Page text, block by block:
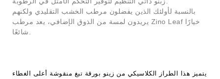
بالنسبة لأولئك الذين يفضلون مرطب الخشب التقليدي ولكنهم
يريدون لمسة من الذوق الإضافي، يعد مرطب Zino Leaf خيارًا
يتميز هذا الطراز الكلاسيكي من زينو بورقة تبغ منقوشة أعلى الغطاء